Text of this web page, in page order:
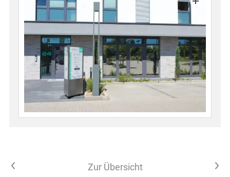
Vorheriger Artikel Zur Übersicht Nächster Artikel